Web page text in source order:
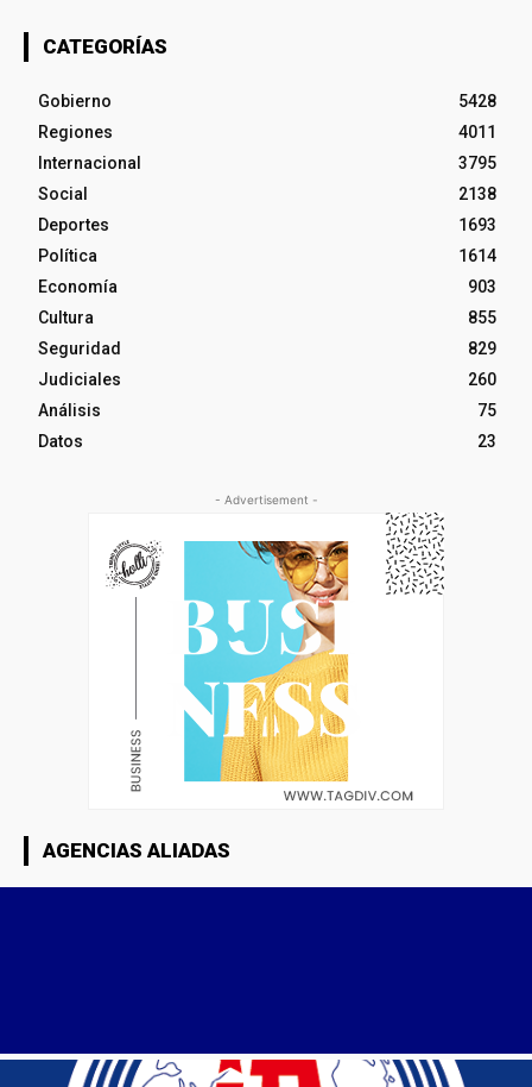
CATEGORÍAS
Gobierno
5428
Regiones
4011
Internacional
3795
Social
2138
Deportes
1693
Política
1614
Economía
903
Cultura
855
Seguridad
829
Judiciales
260
Análisis
75
Datos
23
- Advertisement -
AGENCIAS ALIADAS